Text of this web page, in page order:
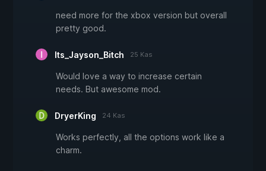
need more for the xbox version but overall
pretty good.
Its_Jayson_Bitch 25 Kas
Would love a way to increase certain
needs. But awesome mod.
DryerKing 24 Kas
Works perfectly, all the options work like a
charm.